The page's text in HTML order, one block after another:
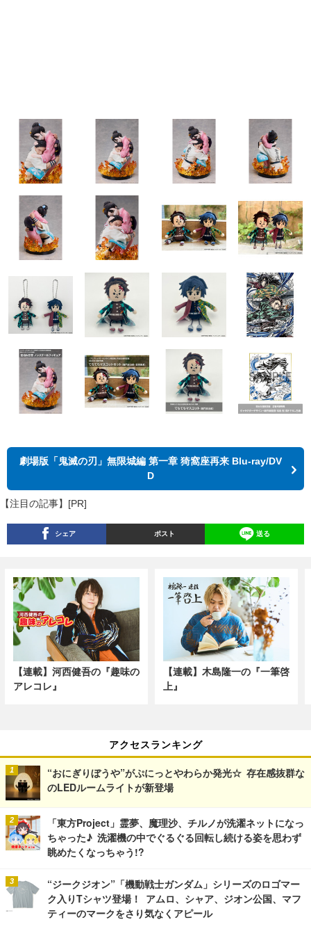
劇場版「鬼滅の刃」無限城編 第一章 猗窩座再来 Blu-ray/DV
D
【注目の記事】[PR]
シェア ポスト 送る
【連載】河西健吾の『趣味の
アレコレ』
【連載】木島隆一の『一筆啓
上』
アクセスランキング
“おにぎりぼうや”がぷにっとやわらか発光☆ 存在感抜群な
のLEDルームライトが新登場
「東方Project」霊夢、魔理沙、チルノが洗濯ネットになっ
ちゃった♪ 洗濯機の中でぐるぐる回転し続ける姿を思わず
眺めたくなっちゃう!?
“ジークジオン”「機動戦士ガンダム」シリーズのロゴマー
ク入りTシャツ登場！ アムロ、シャア、ジオン公国、マフ
ティーのマークをさり気なくアピール